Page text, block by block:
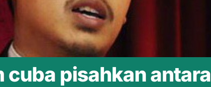
cuba pisahkan antara